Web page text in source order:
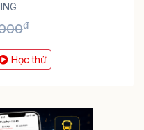
đ
Học thử